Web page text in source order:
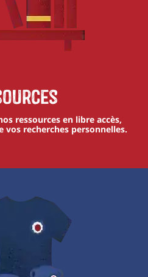
ressources en libre accès,
vos recherches personnelles.